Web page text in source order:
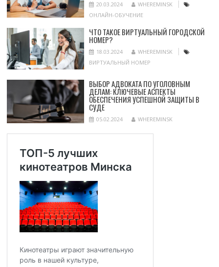
20.03.2024
WHEREMINSK
ОНЛАЙН-ОБУЧЕНИЕ
ЧТО ТАКОЕ ВИРТУАЛЬНЫЙ ГОРОДСКОЙ
НОМЕР?
18.03.2024
WHEREMINSK
ВИРТУАЛЬНЫЙ НОМЕР
ВЫБОР АДВОКАТА ПО УГОЛОВНЫМ
ДЕЛАМ: КЛЮЧЕВЫЕ АСПЕКТЫ
ОБЕСПЕЧЕНИЯ УСПЕШНОЙ ЗАЩИТЫ В
СУДЕ
05.02.2024 WHEREMINSK